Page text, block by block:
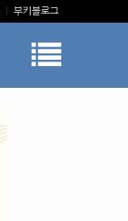
부키블로그